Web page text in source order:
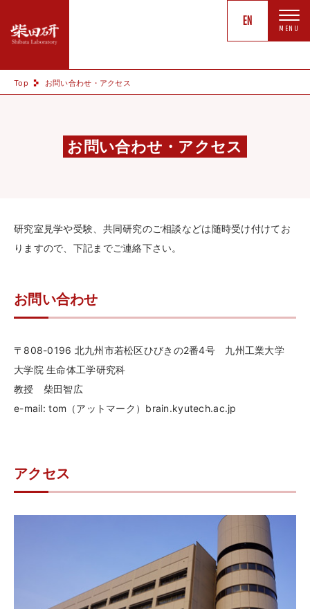
content
EN
ジ
介
外
金
外
部
発
Top お問い合わせ・アクセス
お問い合わせ・アクセス
研究室見学や受験、共同研究のご相談などは随時受け付けてお
りますので、下記までご連絡下さい。
お問い合わせ
〒808-0196 北九州市若松区ひびきの2番4号 九州工業大学
大学院 生命体工学研究科
教授 柴田智広
e-mail: tom（アットマーク）brain.kyutech.ac.jp
アクセス